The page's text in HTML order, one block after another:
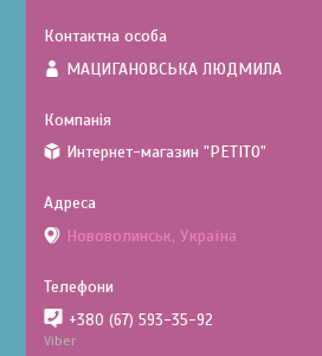
МАЦИГАНОВСЬКА ЛЮДМИЛА
Интернет-магазин "PETITO"
Нововолинськ, Україна
+380 (67) 593-35-92
Viber